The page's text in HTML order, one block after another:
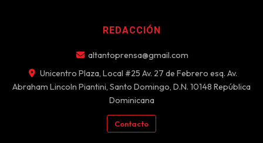
REDACCIÓN
altantoprensa@gmail.com
Unicentro Plaza, Local #25 Av. 27 de Febrero esq. Av.
Abraham Lincoln Piantini, Santo Domingo, D.N. 10148 República
Dominicana
Contacto